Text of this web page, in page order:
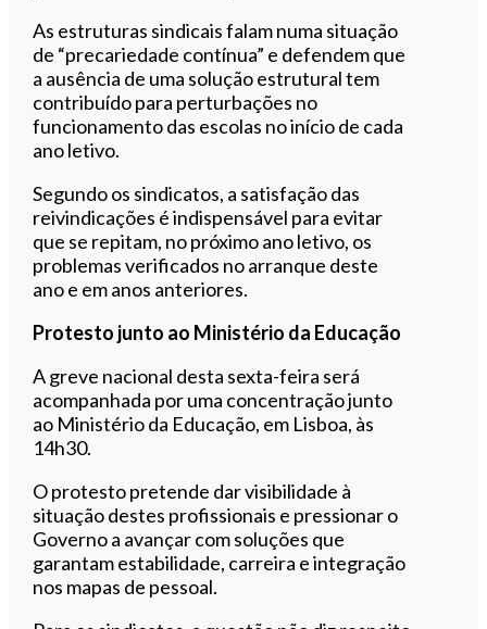
As estruturas sindicais falam numa situação
de “precariedade contínua” e defendem que
a ausência de uma solução estrutural tem
contribuído para perturbações no
funcionamento das escolas no início de cada
ano letivo.
Segundo os sindicatos, a satisfação das
reivindicações é indispensável para evitar
que se repitam, no próximo ano letivo, os
problemas verificados no arranque deste
ano e em anos anteriores.
Protesto junto ao Ministério da Educação
A greve nacional desta sexta-feira será
acompanhada por uma concentração junto
ao Ministério da Educação, em Lisboa, às
14h30.
O protesto pretende dar visibilidade à
situação destes profissionais e pressionar o
Governo a avançar com soluções que
garantam estabilidade, carreira e integração
nos mapas de pessoal.